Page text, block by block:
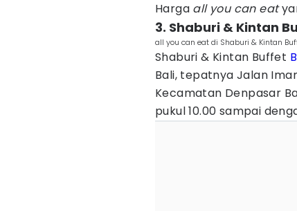
Harga all you can eat
3. Shaburi & Kintan
all you can eat di Shaburi & Kintan
Shaburi & Kintan Buffet
Bali, tepatnya Jalan
Kecamatan Denpasar
pukul 10.00 sampai